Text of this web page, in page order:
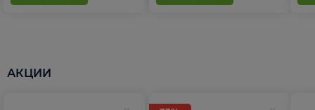
АКЦИИ